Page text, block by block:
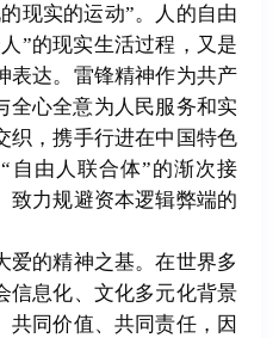
现实的运动”。人的自由
”的现实生活过程，又是
表达。雷锋精神作为共产
全心全意为人民服务和实
织，携手行进在中国特色
自由人联合体”的渐次接
致力规避资本逻辑弊端的
的精神之基。在世界多
信息化、文化多元化背景
共同价值、共同责任，因